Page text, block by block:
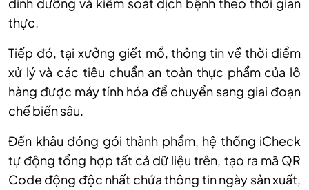
thực.
Tiếp đó, tại xưởng giết mổ, thông tin về thời điểm
xử lý và các tiêu chuẩn an toàn thực phẩm của lô
hàng được máy tính hóa để chuyển sang giai đoạn
chế biến sâu.
Đến khâu đóng gói thành phẩm, hệ thống iCheck
tự động tổng hợp tất cả dữ liệu trên, tạo ra mã QR
Code động độc nhất chứa thông tin ngày sản xuất,